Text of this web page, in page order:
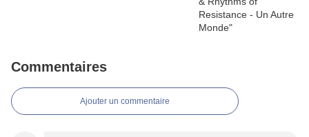
Commentaires
Ajouter un commentaire